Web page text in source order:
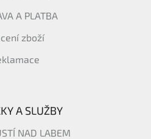
A PLATBA
zboží
A SLUŽBY
NAD LABEM